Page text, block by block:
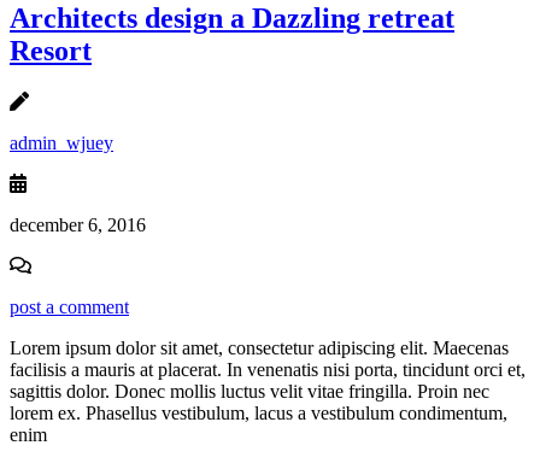
Architects design a Dazzling retreat
Resort
admin_wjuey
december 6, 2016
post a comment
Lorem ipsum dolor sit amet, consectetur adipiscing elit. Maecenas
facilisis a mauris at placerat. In venenatis nisi porta, tincidunt orci et,
sagittis dolor. Donec mollis luctus velit vitae fringilla. Proin nec
lorem ex. Phasellus vestibulum, lacus a vestibulum condimentum,
enim